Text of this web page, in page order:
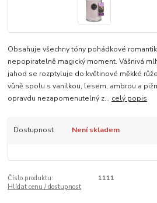
Obsahuje všechny tóny pohádkové
nepopiratelně magický moment. Vášnivá
jahod se rozptyluje do květinové měkké
vůně spolu s vanilkou, lesem, ambrou a
opravdu nezapomenutelný z... celý popis
Dostupnost Není skladem
Číslo produktu:
1111
Hlídat cenu / dostupnost